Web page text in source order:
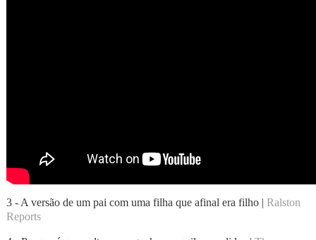
3 - A versão de um pai com uma filha que afinal era filho | Ralston
Reports